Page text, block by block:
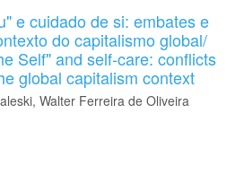
e cuidado de si: embates e
do capitalismo global/
Self" and self-care: conflicts
global capitalism context
Walter Ferreira de Oliveira